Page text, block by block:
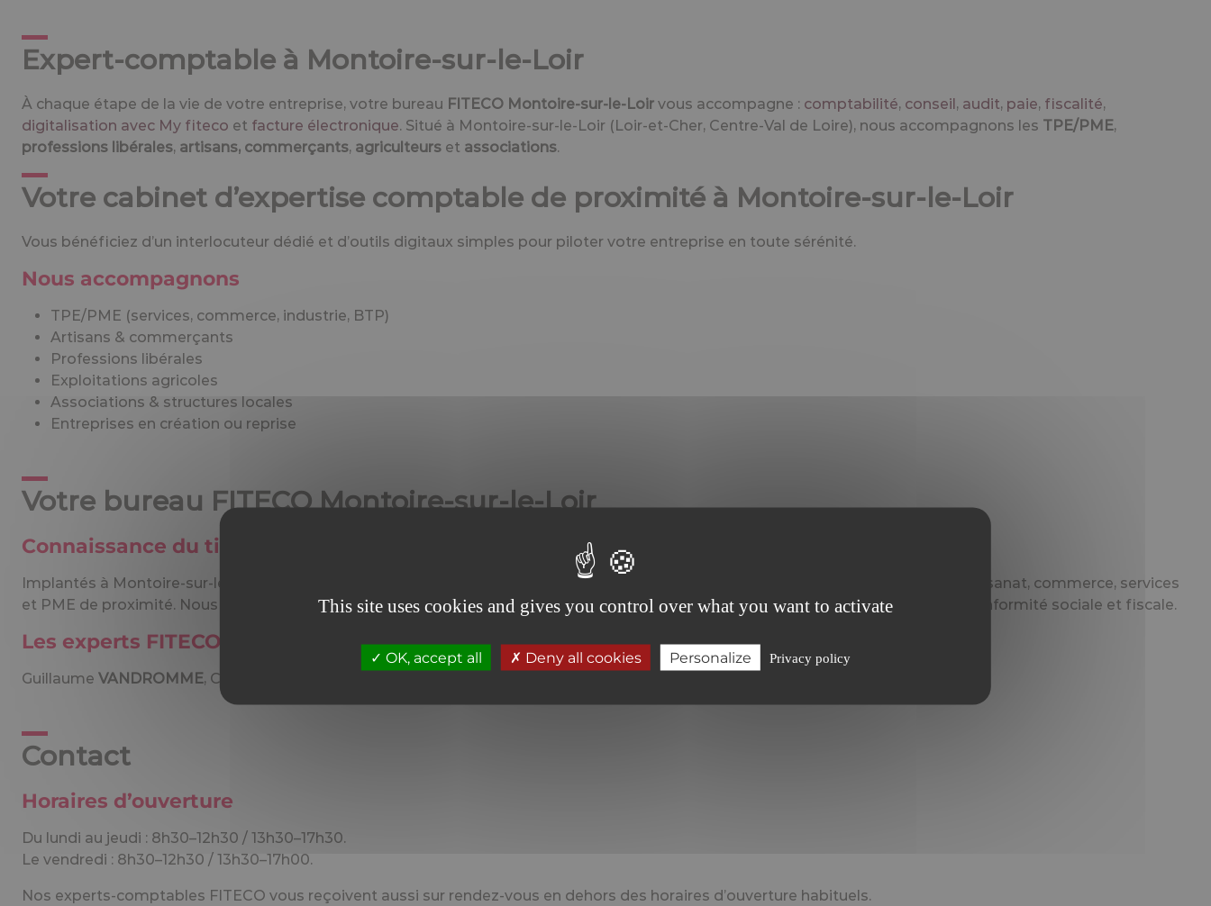
Expert-comptable à Montoire-sur-le-Loir
À chaque étape de la vie de votre entreprise, votre bureau FITECO Montoire-sur-le-Loir vous accompagne : comptabilité, conseil , audit, paie, fiscalité,
digitalisation avec My fiteco et facture électronique. Situé à Montoire-sur-le-Loir (Loir-et-Cher, Centre-Val de Loire), nous accompagnons les TPE/PME,
professions libérales, artisans, commerçants, agriculteurs et associations.
Votre cabinet d’expertise comptable de proximité à Montoire-sur-le-Loir
Vous bénéficiez d’un interlocuteur dédié et d’outils digitaux simples pour piloter votre entreprise en toute sérénité.
Nous accompagnons
TPE/PME (services, commerce, industrie, BTP)
Artisans & commerçants
Professions libérales
Exploitations agricoles
Associations & structures locales
Entreprises en création ou reprise
Votre bureau FITECO Montoire-sur-le-Loir
Connaissance du tissu économique
Implantés à Montoire-sur-le-Loir, nous adaptons notre accompagnement aux réalités économiques du Loir-et-Cher : agriculture, artisanat, commerce, services
et PME de proximité. Nous accompagnons les dirigeants dans leurs enjeux de développement, de gestion, de financement et de conformité sociale et fiscale.
Les experts FITECO Montoire-sur-le-Loir vous accompagnent
Guillaume VANDROMME, Cédric
Contact
Horaires d’ouverture
Du lundi au jeudi : 8h30–12h30 / 13h30–17h30.
Le vendredi : 8h30–12h30 / 13h30–17h00.
Nos experts-comptables FITECO vous reçoivent aussi sur rendez-vous en dehors des horaires d’ouverture habituels.
This site uses cookies and gives you control over what you want to activate
OK, accept all Deny all cookies Personalize Privacy policy